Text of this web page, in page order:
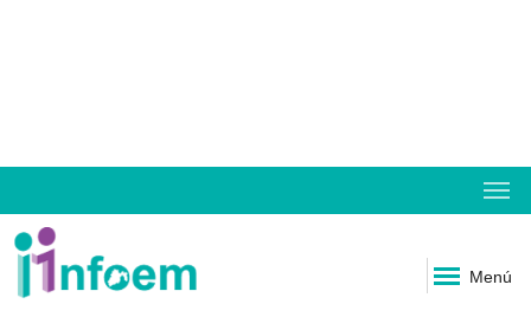
Menú